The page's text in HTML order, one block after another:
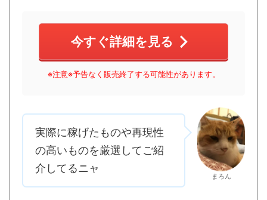
今すぐ詳細を見る
※注意※予告なく販売終了する可能性があります。
実際に稼げたものや再現性
の高いものを厳選してご紹
介してるニャ
まろん